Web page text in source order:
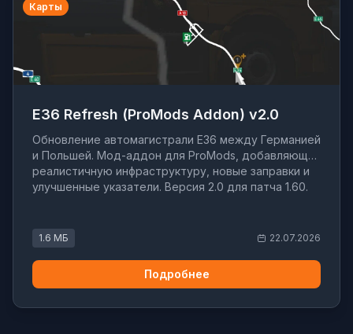
Карты
E36 Refresh (ProMods Addon) v2.0
Обновление автомагистрали E36 между Германией
и Польшей. Мод-аддон для ProMods, добавляющий
реалистичную инфраструктуру, новые заправки и
улучшенные указатели. Версия 2.0 для патча 1.60.
1.6 МБ 22.07.2026
Подробнее